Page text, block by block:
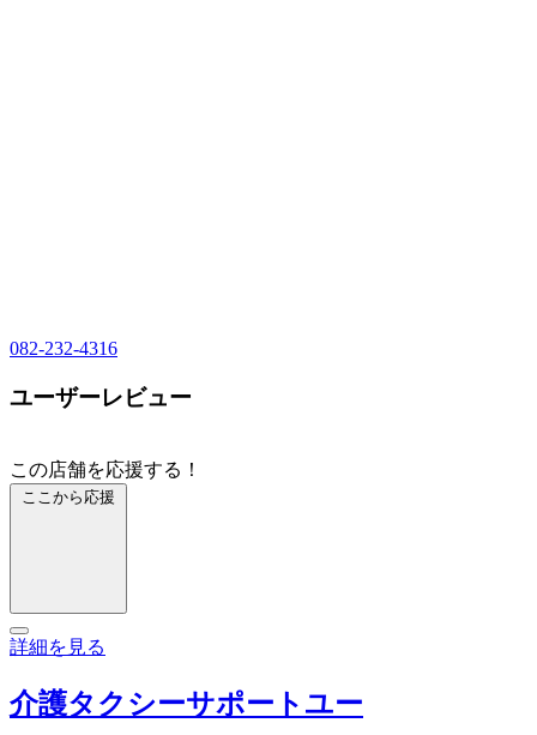
082-232-4316
ユーザーレビュー
この店舗を応援する！
ここから応援
詳細を見る
介護タクシーサポートユー